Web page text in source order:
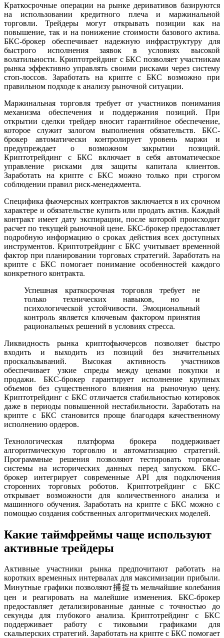
Краткосрочные операции на рынке деривативов базируются
на использовании кредитного плеча и маржинальной
торговли. Трейдеры могут открывать позиции как на
повышение, так и на понижение стоимости базового актива.
БКС-брокер обеспечивает надежную инфраструктуру для
быстрого исполнения заявок в условиях высокой
волатильности. Криптотрейдинг с БКС позволяет участникам
рынка эффективно управлять своими рисками через систему
стоп-лоссов. Заработать на крипте с БКС возможно при
правильном подходе к анализу рыночной ситуации.
Маржинальная торговля требует от участников понимания
механизма обеспечения и поддержания позиций. При
открытии сделки трейдер вносит гарантийное обеспечение,
которое служит залогом выполнения обязательств. БКС-
брокер автоматически контролирует уровень маржи и
предупреждает о возможном закрытии позиций.
Криптотрейдинг с БКС включает в себя автоматическое
управление рисками для защиты капитала клиентов.
Заработать на крипте с БКС можно только при строгом
соблюдении правил риск-менеджмента.
Специфика фьючерсных контрактов заключается в их срочном
характере и обязательстве купить или продать актив. Каждый
контракт имеет дату экспирации, после которой происходит
расчет по текущей рыночной цене. БКС-брокер предоставляет
подробную информацию о сроках действия всех доступных
инструментов. Криптотрейдинг с БКС учитывает временной
фактор при планировании торговых стратегий. Заработать на
крипте с БКС помогает понимание особенностей каждого
конкретного контракта.
Успешная краткосрочная торговля требует не
только технических навыков, но и
психологической устойчивости. Эмоциональный
контроль является ключевым фактором принятия
рациональных решений в условиях стресса.
Ликвидность рынка криптофьючерсов позволяет быстро
входить и выходить из позиций без значительных
проскальзываний. Высокая активность участников
обеспечивает узкие спреды между ценами покупки и
продажи. БКС-брокер гарантирует исполнение крупных
объемов без существенного влияния на рыночную цену.
Криптотрейдинг с БКС отличается стабильностью котировок
даже в периоды повышенной нестабильности. Заработать на
крипте с БКС становится проще благодаря качественному
исполнению ордеров.
Технологическая платформа брокера поддерживает
алгоритмическую торговлю и автоматизацию стратегий.
Программные решения позволяют тестировать торговые
системы на исторических данных перед запуском. БКС-
брокер интегрирует современные API для подключения
сторонних торговых роботов. Криптотрейдинг с БКС
открывает возможности для количественного анализа и
машинного обучения. Заработать на крипте с БКС можно с
помощью создания собственных алгоритмических моделей.
Какие таймфреймы чаще используют
активные трейдеры
Активные участники рынка предпочитают работать на
коротких временных интервалах для максимизации прибыли.
Минутные графики позволяют捕捉ть мельчайшие колебания
цен и реагировать на малейшие изменения. БКС-брокер
предоставляет детализированные данные с точностью до
секунды для глубокого анализа. Криптотрейдинг с БКС
поддерживает работу с тиковыми графиками для
скальперских стратегий. Заработать на крипте с БКС помогает